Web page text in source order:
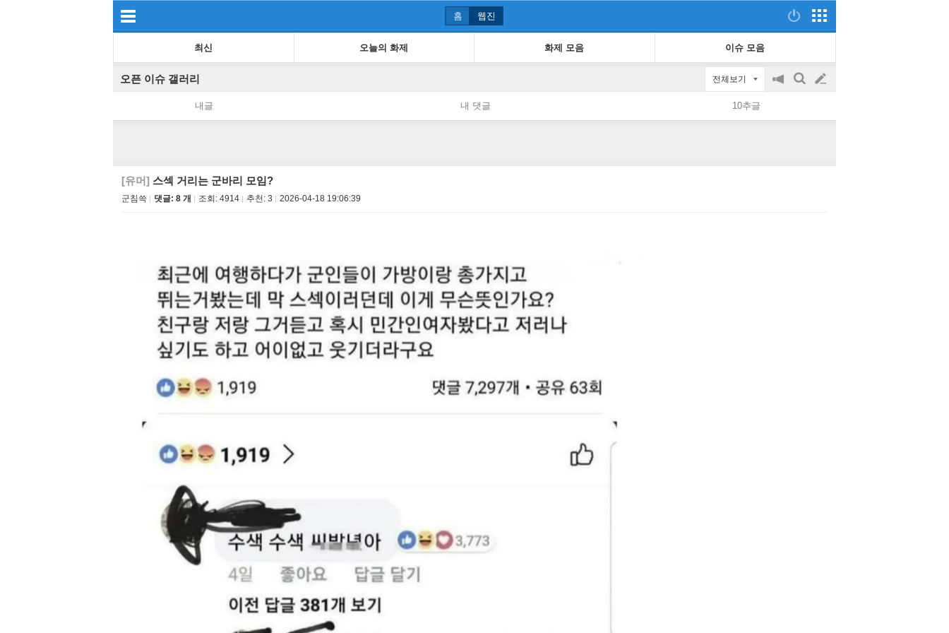
홈 웹진
최신 오늘의 화제 화제 모음 이슈 모음
오픈 이슈 갤러리 전체보기
공
on/off
검
글
쓰
내글 내 댓글 10추글
[유머] 스섹 거리는 군바리 모임?
군침쓱 댓글: 8 개 조회: 4914 추천: 3 2026-04-18 19:06:39